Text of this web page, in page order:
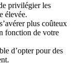
privilégier les
élevée.
plus coûteux
fonction de votre
d’opter pour des